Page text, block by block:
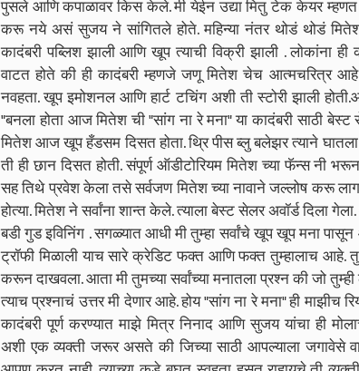
पुसले आणि कपाळावर किस केले. मी येईन उद्या मितु टेक केयर म्हणत
करू नये असं सुजय ने सांगितले होते. महिन्या नंतर थोडं थोडं
कादंबरी पब्लिश झाली आणि खूप त्याची विक्री झाली . लोकांना
वाटत होते की ही कादंबरी म्हणजे जणू मितेश चेच आत्मचरित्र
नवहता. खूप इमोशनल आणि हार्ट टचिंग अशी ती स्टोरी झाली
"बनला होता आज मितेश ची "सांग ना रे मना" या कादंबरी साठी
मितेश आज खूप हँडसम दिसत होता. थ्रि पीस ब्लु बलेझर त्याने घातला
ती ही छान दिसत होती. संपूर्ण ऑडीटोरियम मितेश च्या फॅन्स नी
सह तिथे प्रवेश केला तसे सर्वजण मितेश च्या नावाने जल्लोष करू
होत्या. मितेश ने सर्वांना शान्त केले. त्याला बेस्ट सेलर अवॉर्ड दिला
बडी गुड इविनिंग . सगळ्यात आधी मी तुम्हा सर्वांचे खूप खूप मना
ट्रॉफी मिळाली याच सारे क्रेडिट फक्त आणि फक्त तुम्हालाच आहे.
करून दाखवला. आता मी तुमच्या सर्वांच्या मनातला प्रश्न की जो
त्याच प्रश्नाचं उत्तर मी देणार आहे. होय "सांग ना रे मना" ही माझीच
कादंबरी पूर्ण करण्यात माझे मित्र निनाद आणि सुजय यांचा ही
अशी एक व्यक्ती जरूर असते की जिच्या साठी आपल्याला जगावेसे